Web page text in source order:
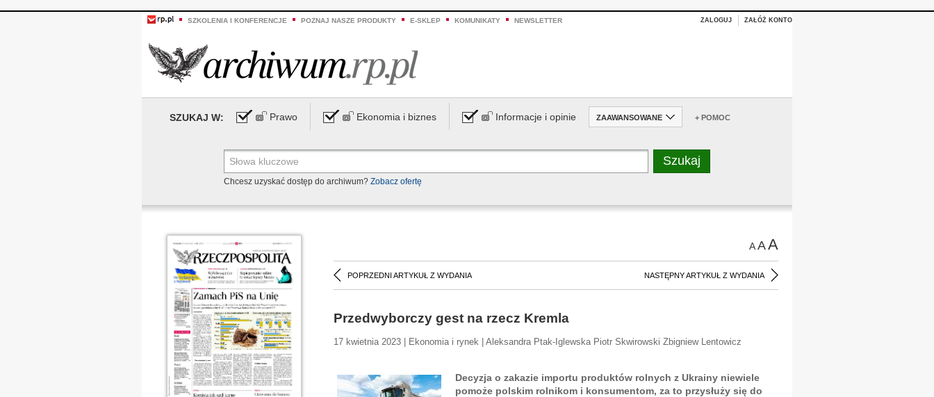
SZKOLENIA I KONFERENCJE POZNAJ NASZE PRODUKTY E-SKLEP KOMUNIKATY NEWSLETTER ZALOGUJ ZAŁÓŻ KONTO
SZUKAJ W: Prawo Ekonomia i biznes Informacje i opinie ZAAWANSOWANE + POMOC
Chcesz uzyskać dostęp do archiwum? Zobacz ofertę
AAA
POPRZEDNI ARTYKUŁ Z WYDANIA NASTĘPNY ARTYKUŁ Z WYDANIA
Przedwyborczy gest na rzecz Kremla
17 kwietnia 2023 | Ekonomia i rynek | Aleksandra Ptak-Iglewska Piotr Skwirowski Zbigniew Lentowicz
Decyzja o zakazie importu produktów rolnych z Ukrainy niewiele
pomoże polskim rolnikom i konsumentom, za to przysłuży się do